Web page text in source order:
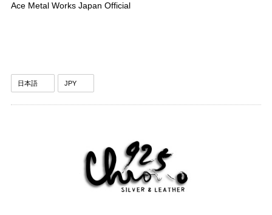
Ace Metal Works Japan Official